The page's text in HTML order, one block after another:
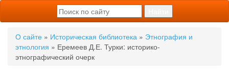
О сайте » Историческая библиотека » Этнография и
этнология » Еремеев Д.Е. Турки: историко-
этнографический очерк